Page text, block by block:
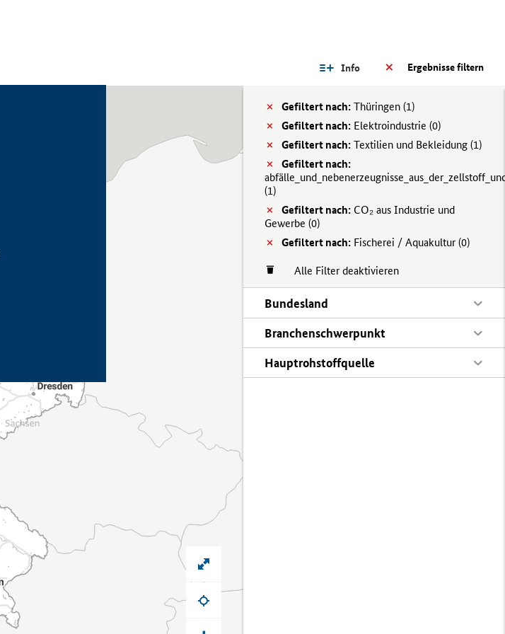
Ergebnisse filtern
Info
Gefiltert nach: Thüringen (1)
Gefiltert nach: Elektroindustrie (0)
Gefiltert nach: Textilien und Bekleidung (1)
Gefiltert nach:
(1)
Gefiltert nach: CO₂ aus Industrie und
Gewerbe (0)
Gefiltert nach: Fischerei / Aquakultur (0)
Alle Filter deaktivieren
Bundesland
Branchenschwerpunkt
Hauptrohstoffquelle